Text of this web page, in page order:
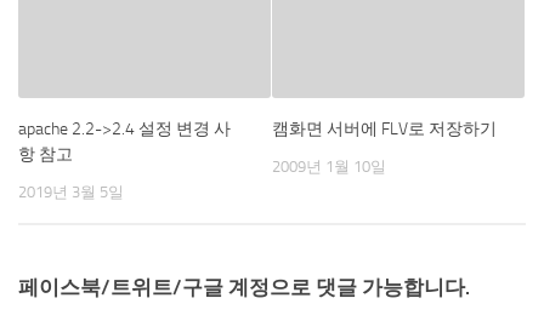
apache 2.2->2.4 설정 변경 사
항 참고
2019년 3월 5일
캠화면 서버에 FLV로 저장하기
2009년 1월 10일
페이스북/트위트/구글 계정으로 댓글 가능합니다.